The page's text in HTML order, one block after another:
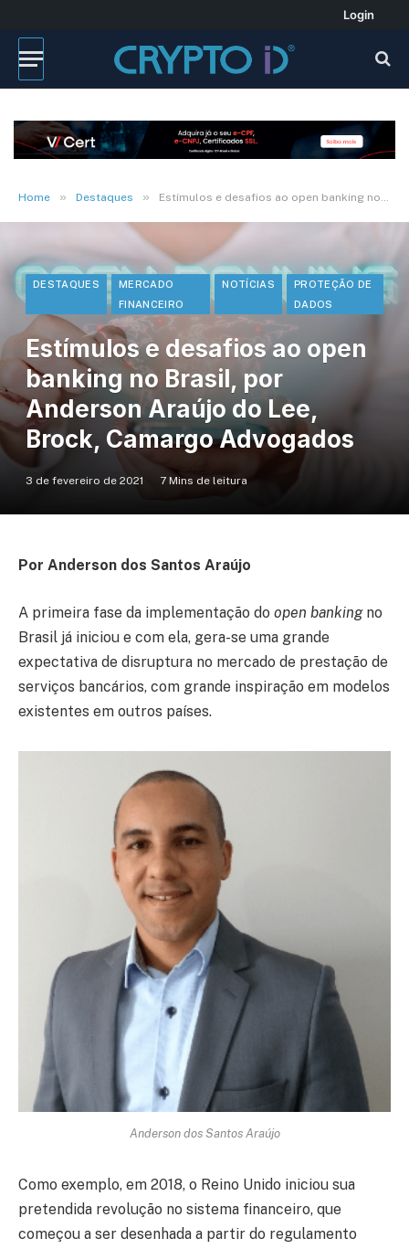
Login
Home » Destaques » Estímulos e desafios ao open banking no Brasil, por Anderson Araújo do Lee, Brock, Camargo Advogados
DESTAQUES
MERCADO
FINANCEIRO
NOTÍCIAS
PROTEÇÃO DE
DADOS
Estímulos e desafios ao open
banking no Brasil, por
Anderson Araújo do Lee,
Brock, Camargo Advogados
3 de fevereiro de 2021 7 Mins de leitura
Por Anderson dos Santos Araújo
A primeira fase da implementação do open bankingno
Brasil já iniciou e com ela, gera-se uma grande
expectativa de disruptura no mercado de prestação de
serviços bancários, com grande inspiração em modelos
existentes em outros países.
Anderson dos Santos Araújo
Como exemplo, em 2018, o Reino Unido iniciou sua
pretendida revolução no sistema financeiro, que
começou a ser desenhada a partir do regulamento